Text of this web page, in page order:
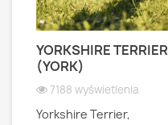
YORKSHIRE TERRIER
(YORK)
7188 wyświetlenia
Yorkshire Terrier,